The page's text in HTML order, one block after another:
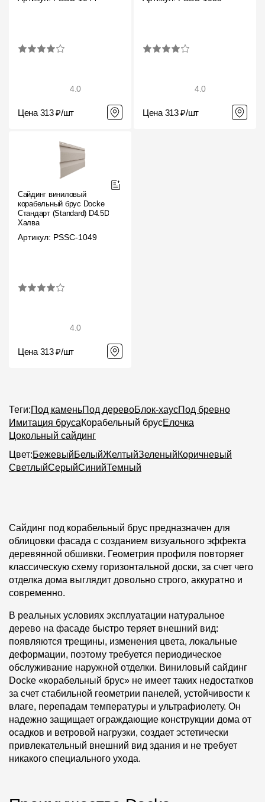
4.0
Цена 313 ₽/шт
4.0
Цена 313 ₽/шт
Сайдинг виниловый
корабельный брус Docke
Стандарт (Standard) D4.5D
Халва
Артикул: PSSC-1049
4.0
Цена 313 ₽/шт
Теги:Под каменьПод деревоБлок-хаусПод бревно
Имитация брусаКорабельный брусЕлочка
Цокольный сайдинг
Цвет:БежевыйБелыйЖелтыйЗеленыйКоричневый
СветлыйСерыйСинийТемный
Сайдинг под корабельный брус предназначен для
облицовки фасада с созданием визуального эффекта
деревянной обшивки. Геометрия профиля повторяет
классическую схему горизонтальной доски, за счет чего
отделка дома выглядит довольно строго, аккуратно и
современно.
В реальных условиях эксплуатации натуральное
дерево на фасаде быстро теряет внешний вид:
появляются трещины, изменения цвета, локальные
деформации, поэтому требуется периодическое
обслуживание наружной отделки. Виниловый сайдинг
Docke «корабельный брус» не имеет таких недостатков
за счет стабильной геометрии панелей, устойчивости к
влаге, перепадам температуры и ультрафиолету. Он
надежно защищает ограждающие конструкции дома от
осадков и ветровой нагрузки, создает эстетически
привлекательный внешний вид здания и не требует
никакого специального ухода.